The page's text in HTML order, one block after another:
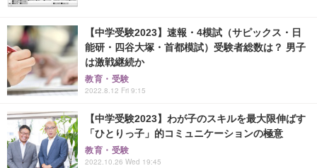
【中学受験2023】速報・4模試（サピックス・日
能研・四谷大塚・首都模試）受験者総数は？ 男子
は激戦継続か
教育・受験
2022.8.12 Fri 9:15
【中学受験2023】わが子のスキルを最大限伸ばす
「ひとりっ子」的コミュニケーションの極意
教育・受験
2022.10.26 Wed 19:45